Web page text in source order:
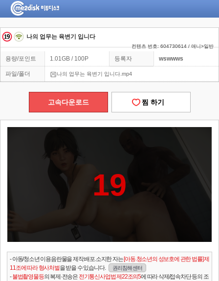
나의 업무는 육변기 입니다
컨텐츠 번호: 604730614 / 애니>일반
용량/포인트 1.01GB / 100P 등록자 wswwws
파일/폴더 나의 업무는 육변기 입니다.mp4
고속다운로드 찜 하기
19
- 아동/청소년 이용음란물을 제작.배포.소지한 자는[아동.청소년의 성보호에 관한 법률] 제
11조에 따라 형사처벌을 받을 수 있습니다. 권리침해 센터
-불법촬영물등의 복제·전송은 전기통신사업법 제22조의5에 따라 삭제/접속차단 등의 조